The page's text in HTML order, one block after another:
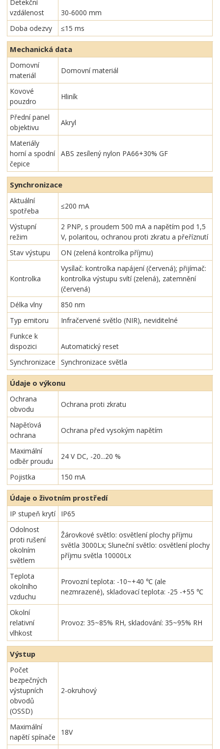
Detekční
vzdálenost
30-6000 mm
Doba odezvy
≤15 ms
Mechanická data
Domovní
materiál
Domovní materiál
Kovové
pouzdro
Hliník
Přední panel
objektivu
Akryl
Materiály
horní a spodní
čepice
ABS zesílený nylon PA66+30% GF
Synchronizace
Aktuální
spotřeba
≤200 mA
Výstupní
režim
2 PNP, s proudem 500 mA a napětím pod 1,5
V, polaritou, ochranou proti zkratu a přeříznutí
Stav výstupu
ON (zelená kontrolka příjmu)
Kontrolka
Vysílač: kontrolka napájení (červená); přijímač:
kontrolka výstupu svítí (zelená), zatemnění
(červená)
Délka vlny
850 nm
Typ emitoru
Infračervené světlo (NIR), neviditelné
Funkce k
dispozici
Automatický reset
Synchronizace
Synchronizace světla
Údaje o výkonu
Ochrana
obvodu
Ochrana proti zkratu
Napěťová
ochrana
Ochrana před vysokým napětím
Maximální
odběr proudu
24 V DC, -20...20 %
Pojistka 150 mA
Údaje o životním prostředí
IP stupeň krytí
IP65
Odolnost
proti rušení
okolním
světlem
Žárovkové světlo: osvětlení plochy příjmu
světla 3000Lx; Sluneční světlo: osvětlení plochy
příjmu světla 10000Lx
Teplota
okolního
vzduchu
Provozní teplota: -10~+40 ℃ (ale
nezmrazené), skladovací teplota: -25 -+55 ℃
Okolní
relativní
vlhkost
Provoz: 35~85% RH, skladování: 35~95% RH
Výstup
Počet
bezpečných
výstupních
obvodů
(OSSD)
2-okruhový
Maximální
napětí spínače
18V